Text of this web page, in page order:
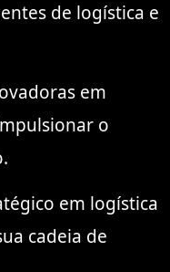
de logística e
em
o
em logística
cadeia de